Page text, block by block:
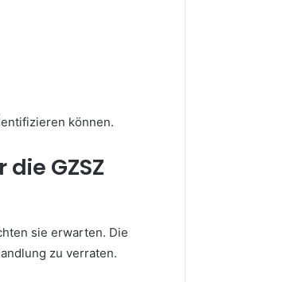
können.
GZSZ
sie erwarten. Die
zu verraten.